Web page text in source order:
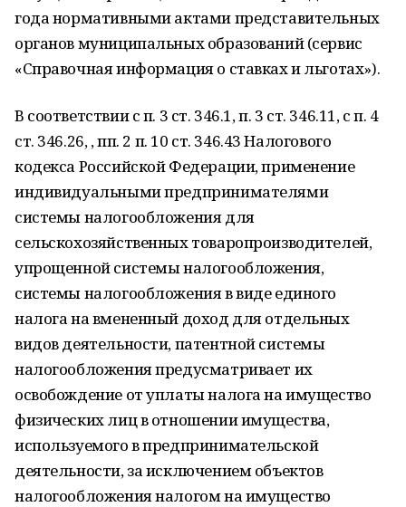
года нормативными актами представительных
органов муниципальных образований (сервис
«Справочная информация о ставках и льготах»).
В соответствии с п. 3 ст. 346.1, п. 3 ст. 346.11, с п. 4
ст. 346.26, , пп. 2 п. 10 ст. 346.43 Налогового
кодекса Российской Федерации, применение
индивидуальными предпринимателями
системы налогообложения для
сельскохозяйственных товаропроизводителей,
упрощенной системы налогообложения,
системы налогообложения в виде единого
налога на вмененный доход для отдельных
видов деятельности, патентной системы
налогообложения предусматривает их
освобождение от уплаты налога на имущество
физических лиц в отношении имущества,
используемого в предпринимательской
деятельности, за исключением объектов
налогообложения налогом на имущество